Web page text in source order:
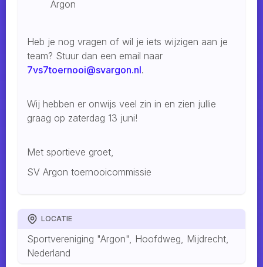
Argon
Heb je nog vragen of wil je iets wijzigen aan je
team? Stuur dan een email naar
7vs7toernooi@svargon.nl.
Wij hebben er onwijs veel zin in en zien jullie
graag op zaterdag 13 juni!
Met sportieve groet,
SV Argon toernooicommissie
LOCATIE
Sportvereniging "Argon", Hoofdweg, Mijdrecht,
Nederland